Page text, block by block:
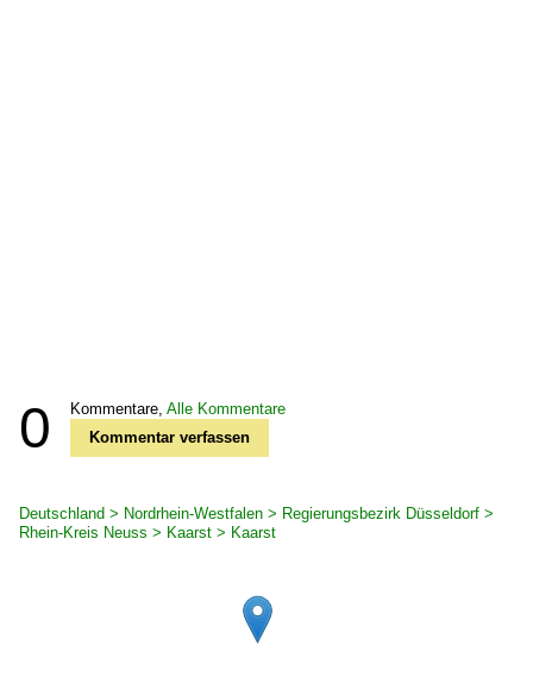
0 Kommentare, Alle Kommentare
Kommentar verfassen
Deutschland > Nordrhein-Westfalen > Regierungsbezirk Düsseldorf >
Rhein-Kreis Neuss > Kaarst > Kaarst